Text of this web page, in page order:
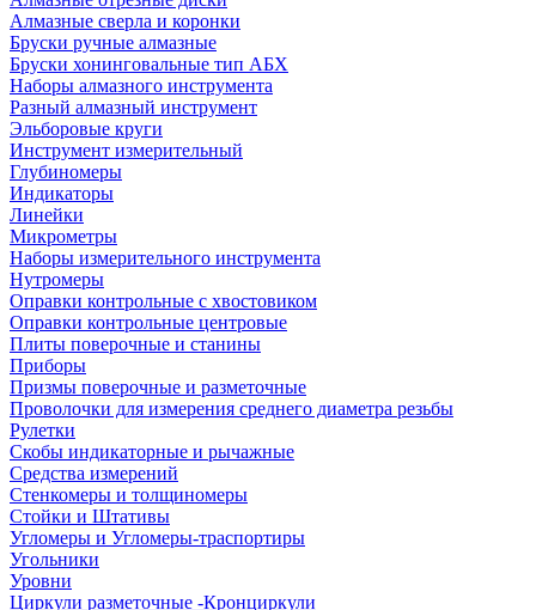
Алмазные сверла и коронки
Бруски ручные алмазные
Бруски хонинговальные тип АБХ
Наборы алмазного инструмента
Разный алмазный инструмент
Эльборовые круги
Инструмент измерительный
Глубиномеры
Индикаторы
Линейки
Микрометры
Наборы измерительного инструмента
Нутромеры
Оправки контрольные с хвостовиком
Оправки контрольные центровые
Плиты поверочные и станины
Приборы
Призмы поверочные и разметочные
Проволочки для измерения среднего диаметра резьбы
Рулетки
Скобы индикаторные и рычажные
Средства измерений
Стенкомеры и толщиномеры
Стойки и Штативы
Угломеры и Угломеры-траспортиры
Угольники
Уровни
Циркули разметочные -Кронциркули